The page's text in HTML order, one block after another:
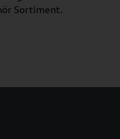
Sortiment.